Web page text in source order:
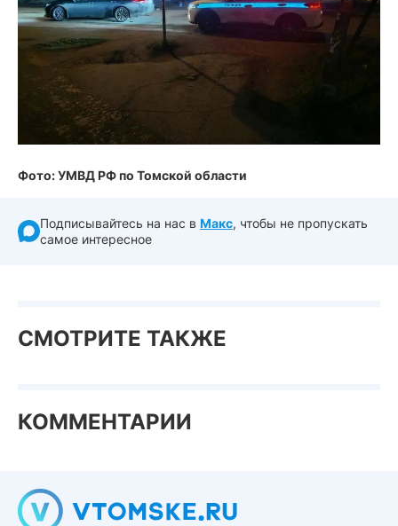
Фото: УМВД РФ по Томской области
Подписывайтесь на нас в Макс, чтобы не пропускать
самое интересное
СМОТРИТЕ ТАКЖЕ
КОММЕНТАРИИ